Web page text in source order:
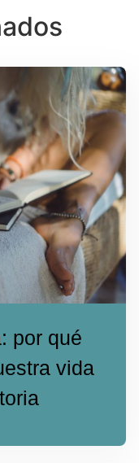
por qué
vida